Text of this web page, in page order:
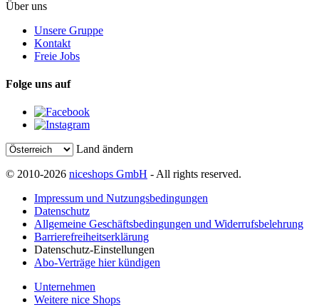
Über uns
Unsere Gruppe
Kontakt
Freie Jobs
Folge uns auf
Land ändern
© 2010-2026 niceshops GmbH - All rights reserved.
Impressum und Nutzungsbedingungen
Datenschutz
Allgemeine Geschäftsbedingungen und Widerrufsbelehrung
Barrierefreiheitserklärung
Datenschutz-Einstellungen
Abo-Verträge hier kündigen
Unternehmen
Weitere nice Shops